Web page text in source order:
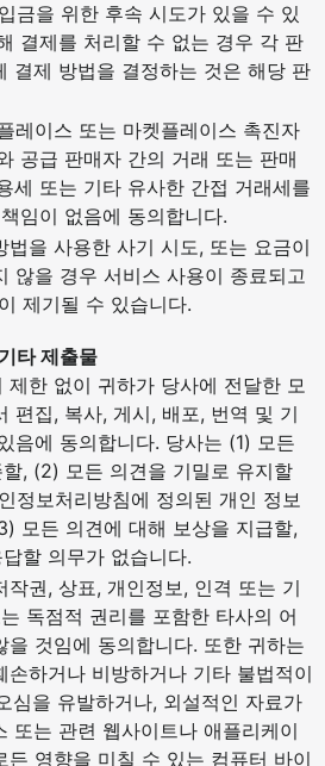
금을 위한 후속 시도가 있을 수 있
결제를 처리할 수 없는 경우 각 판
결제 방법을 결정하는 것은 해당 판
레이스 또는 마켓플레이스 촉진자
공급 판매자 간의 거래 또는 판매
세 또는 기타 유사한 간접 거래세를
임이 없음에 동의합니다.
을 사용한 사기 시도, 또는 요금이
않을 경우 서비스 사용이 종료되고
제기될 수 있습니다.
타 제출물
제한 없이 귀하가 당사에 전달한 모
편집, 복사, 게시, 배포, 번역 및 기
음에 동의합니다. 당사는 (1) 모든
, (2) 모든 의견을 기밀로 유지할
정보처리방침에 정의된 개인 정보
모든 의견에 대해 보상을 지급할,
할 의무가 없습니다.
작권, 상표, 개인정보, 인격 또는 기
독점적 권리를 포함한 타사의 어
을 것임에 동의합니다. 또한 귀하는
손하거나 비방하거나 기타 불법적이
심을 유발하거나, 외설적인 자료가
또는 관련 웹사이트나 애플리케이
든 영향을 미칠 수 있는 컴퓨터 바이